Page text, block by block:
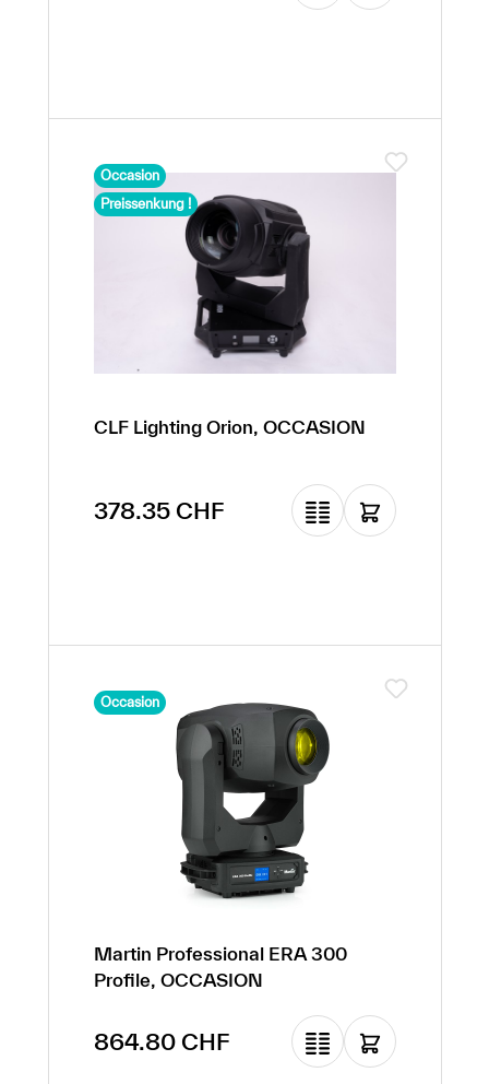
Occasion
Preissenkung !
CLF Lighting Orion, OCCASION
Prix de vente :
378.35 CHF Prix régulier :
Occasion
Martin Professional ERA 300
Profile, OCCASION
Prix de vente :
864.80 CHF Prix régulier :